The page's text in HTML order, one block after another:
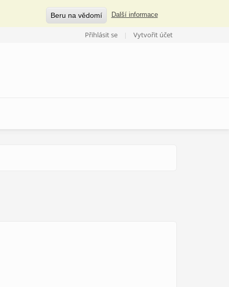
Beru na vědomí Další informace
Přihlásit se Vytvořit účet